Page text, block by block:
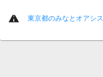
東京都のみなとオアシス